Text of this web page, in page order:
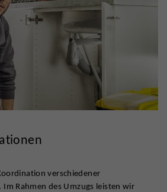
verschiedener
Rahmen des Umzugs leisten wir